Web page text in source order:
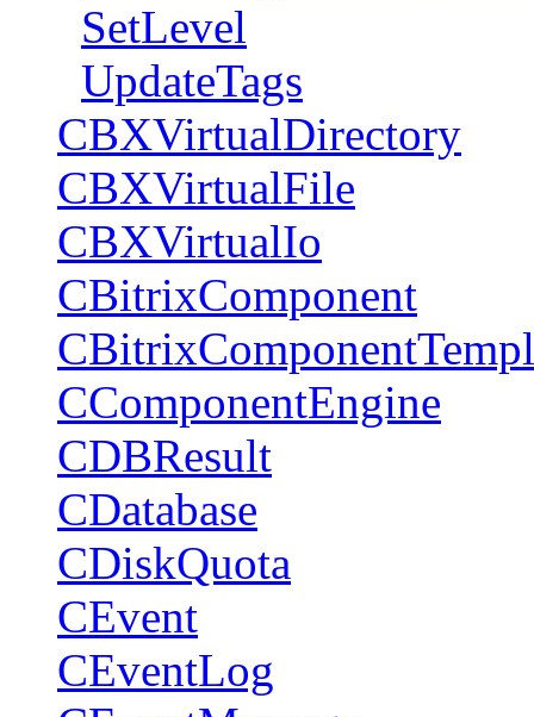
SetLevel
UpdateTags
CBXVirtualDirectory
CBXVirtualFile
CBXVirtualIo
CBitrixComponent
CComponentEngine
CDBResult
CDatabase
CDiskQuota
CEvent
CEventLog